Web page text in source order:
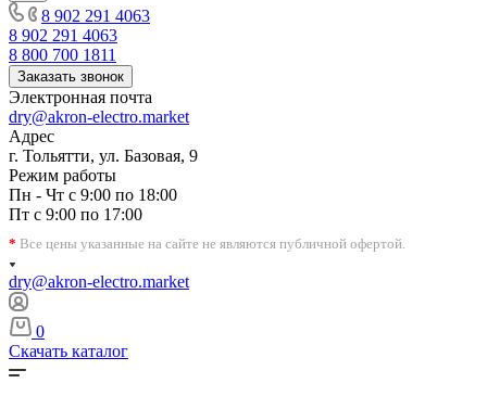
8 902 291 4063
8 902 291 4063
8 800 700 1811
Заказать звонок
Электронная почта
dry@akron-electro.market
Адрес
г. Тольятти, ул. Базовая, 9
Режим работы
Пн - Чт с 9:00 по 18:00
Пт с 9:00 по 17:00
* Все цены указанные на сайте не являются публичной офертой.
dry@akron-electro.market
0
Скачать каталог